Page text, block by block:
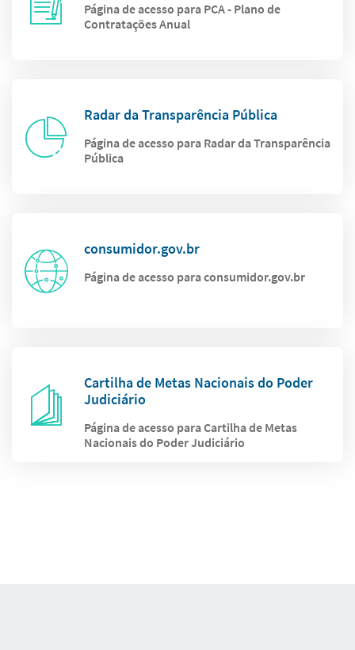
Página de acesso para PCA - Plano de
Contratações Anual
Radar da Transparência Pública
Página de acesso para Radar da Transparência
Pública
consumidor.gov.br
Página de acesso para consumidor.gov.br
Cartilha de Metas Nacionais do Poder
Judiciário
Página de acesso para Cartilha de Metas
Nacionais do Poder Judiciário